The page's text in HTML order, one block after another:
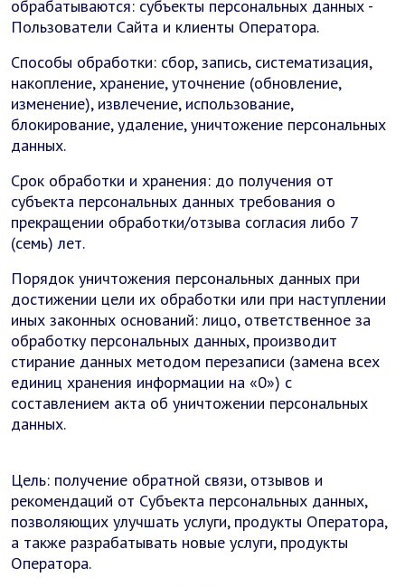
обрабатываются: субъекты персональных данных -
Пользователи Сайта и клиенты Оператора.
Способы обработки: сбор, запись, систематизация,
накопление, хранение, уточнение (обновление,
изменение), извлечение, использование,
блокирование, удаление, уничтожение персональных
данных.
Срок обработки и хранения: до получения от
субъекта персональных данных требования о
прекращении обработки/отзыва согласия либо 7
(семь) лет.
Порядок уничтожения персональных данных при
достижении цели их обработки или при наступлении
иных законных оснований: лицо, ответственное за
обработку персональных данных, производит
стирание данных методом перезаписи (замена всех
единиц хранения информации на «0») с
составлением акта об уничтожении персональных
данных.
Цель: получение обратной связи, отзывов и
рекомендаций от Субъекта персональных данных,
позволяющих улучшать услуги, продукты Оператора,
а также разрабатывать новые услуги, продукты
Оператора.